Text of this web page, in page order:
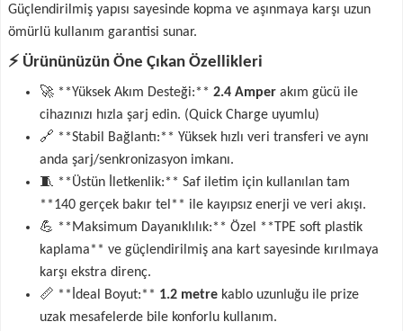
Güçlendirilmiş yapısı sayesinde kopma ve aşınmaya karşı uzun
ömürlü kullanım garantisi sunar.
⚡ Ürününüzün Öne Çıkan Özellikleri
🚀 **Yüksek Akım Desteği:** 2.4 Amper akım gücü ile
cihazınızı hızla şarj edin. (Quick Charge uyumlu)
🔗 **Stabil Bağlantı:** Yüksek hızlı veri transferi ve aynı
anda şarj/senkronizasyon imkanı.
🧵 **Üstün İletkenlik:** Saf iletim için kullanılan tam
**140 gerçek bakır tel** ile kayıpsız enerji ve veri akışı.
💪 **Maksimum Dayanıklılık:** Özel **TPE soft plastik
kaplama** ve güçlendirilmiş ana kart sayesinde kırılmaya
karşı ekstra direnç.
📏 **İdeal Boyut:** 1.2 metre kablo uzunluğu ile prize
uzak mesafelerde bile konforlu kullanım.